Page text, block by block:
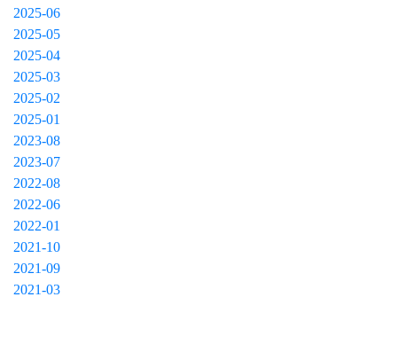
2025-06
2025-05
2025-04
2025-03
2025-02
2025-01
2023-08
2023-07
2022-08
2022-06
2022-01
2021-10
2021-09
2021-03